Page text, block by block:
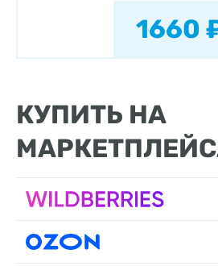
1660
КУПИТЬ НА